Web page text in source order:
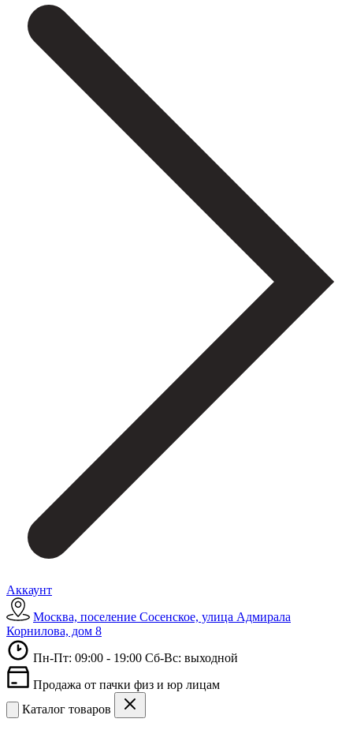
Аккаунт
Москва, поселение Сосенское, улица Адмирала
Корнилова, дом 8
Пн-Пт: 09:00 - 19:00 Сб-Вс: выходной
Продажа от пачки физ и юр лицам
Каталог товаров